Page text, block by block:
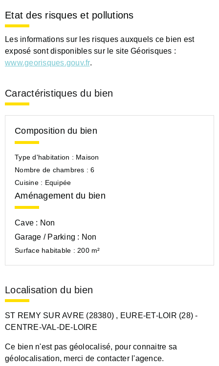
Etat des risques et pollutions
Les informations sur les risques auxquels ce bien est
exposé sont disponibles sur le site Géorisques :
www.georisques.gouv.fr.
Caractéristiques du bien
Composition du bien
Type d'habitation : Maison
Nombre de chambres :6
Cuisine : Equipée
Aménagement du bien
Cave : Non
Garage / Parking : Non
Surface habitable : 200 m²
Localisation du bien
ST REMY SUR AVRE (28380) , EURE-ET-LOIR (28) -
CENTRE-VAL-DE-LOIRE
Ce bien n'est pas géolocalisé, pour connaitre sa
géolocalisation, merci de contacter l'agence.